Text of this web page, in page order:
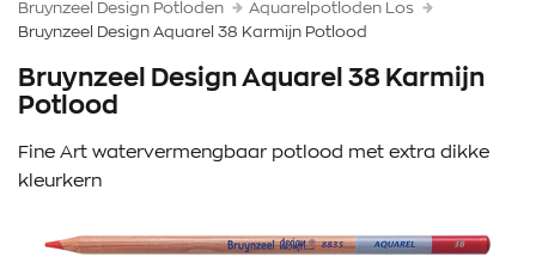
VERFSETS
TEKENEN
INSPIRATIE
ZAKELIJK
Bruynzeel Design Potloden
Aquarelpotloden Los
Bruynzeel Design Aquarel 38 Karmijn Potlood
Bruynzeel Design Aquarel 38 Karmijn
Potlood
Fine Art watervermengbaar potlood met extra dikke
kleurkern